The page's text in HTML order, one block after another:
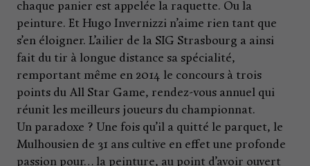
chaque panier est appelée la raquette. Ou la
peinture. Et Hugo Invernizzi n’aime rien tant que
s’en éloigner. L’ailier de la SIG Strasbourg a ainsi
fait du tir à longue distance sa spécialité,
remportant même en 2014 le concours à trois
points du All Star Game, rendez-vous annuel qui
réunit les meilleurs joueurs du championnat.
Un paradoxe ? Une fois qu’il a quitté le parquet, le
Mulhousien de 31 ans cultive en effet une profonde
passion pour… la peinture, au point d’avoir ouvert